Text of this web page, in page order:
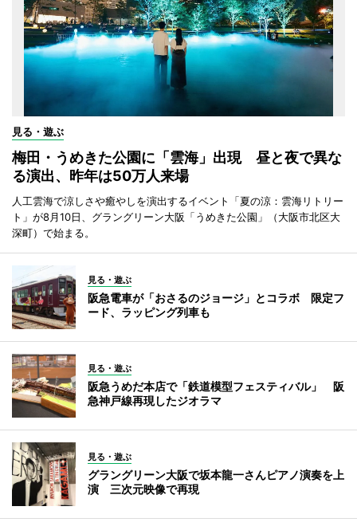
見る・遊ぶ
梅田・うめきた公園に「雲海」出現 昼と夜で異な
る演出、昨年は50万人来場
人工雲海で涼しさや癒やしを演出するイベント「夏の涼：雲海リトリー
ト」が8月10日、グラングリーン大阪「うめきた公園」（大阪市北区大
深町）で始まる。
見る・遊ぶ
阪急電車が「おさるのジョージ」とコラボ 限定フ
ード、ラッピング列車も
見る・遊ぶ
阪急うめだ本店で「鉄道模型フェスティバル」 阪
急神戸線再現したジオラマ
見る・遊ぶ
グラングリーン大阪で坂本龍一さんピアノ演奏を上
演 三次元映像で再現